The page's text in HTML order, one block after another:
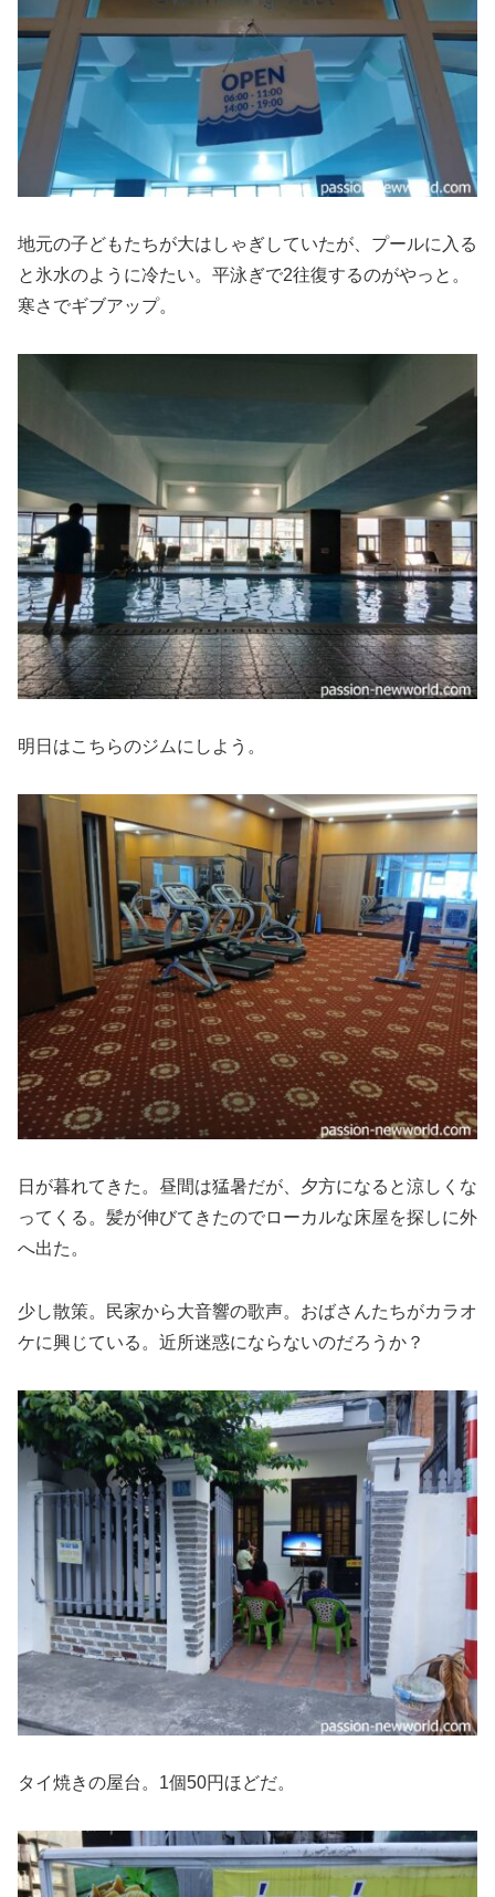
地元の子どもたちが大はしゃぎしていたが、プールに入る
と氷水のように冷たい。平泳ぎで2往復するのがやっと。
寒さでギブアップ。
明日はこちらのジムにしよう。
日が暮れてきた。昼間は猛暑だが、夕方になると涼しくな
ってくる。髪が伸びてきたのでローカルな床屋を探しに外
へ出た。
少し散策。民家から大音響の歌声。おばさんたちがカラオ
ケに興じている。近所迷惑にならないのだろうか？
タイ焼きの屋台。1個50円ほどだ。